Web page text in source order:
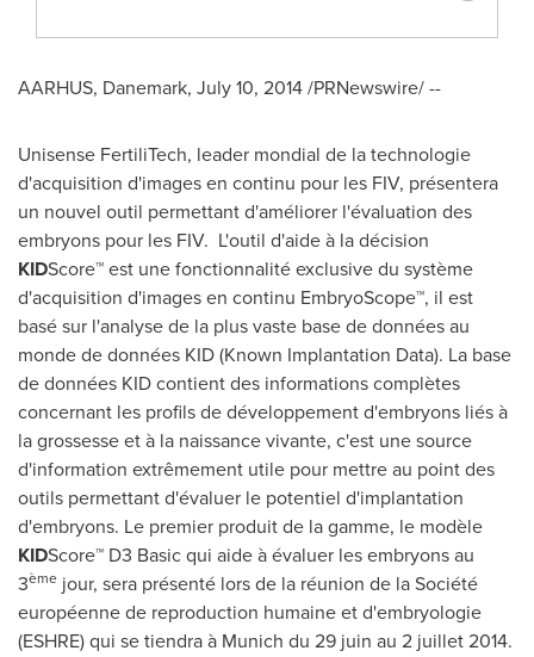
AARHUS, Danemark, July 10, 2014/PRNewswire/ --
Unisense FertiliTech, leader mondial de la technologie
d'acquisition d'images en continu pour les FIV, présentera
un nouvel outil permettant d'améliorer l'évaluation des
embryons pour les FIV. L'outil d'aide à la décision
KIDScore™ est une fonctionnalité exclusive du système
d'acquisition d'images en continu EmbryoScope™, il est
basé sur l'analyse de la plus vaste base de données au
monde de données KID (Known Implantation Data). La base
de données KID contient des informations complètes
concernant les profils de développement d'embryons liés à
la grossesse et à la naissance vivante, c'est une source
d'information extrêmement utile pour mettre au point des
outils permettant d'évaluer le potentiel d'implantation
d'embryons. Le premier produit de la gamme, le modèle
KIDScore™ D3 Basic qui aide à évaluer les embryons au
3ème jour, sera présenté lors de la réunion de la Société
européenne de reproduction humaine et d'embryologie
(ESHRE) qui se tiendra à Munich du 29 juin au 2 juillet 2014.